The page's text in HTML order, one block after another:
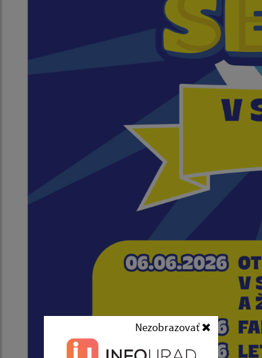
Nezobrazovať